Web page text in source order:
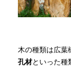
全商品一
木の種類は広葉
孔材といった種